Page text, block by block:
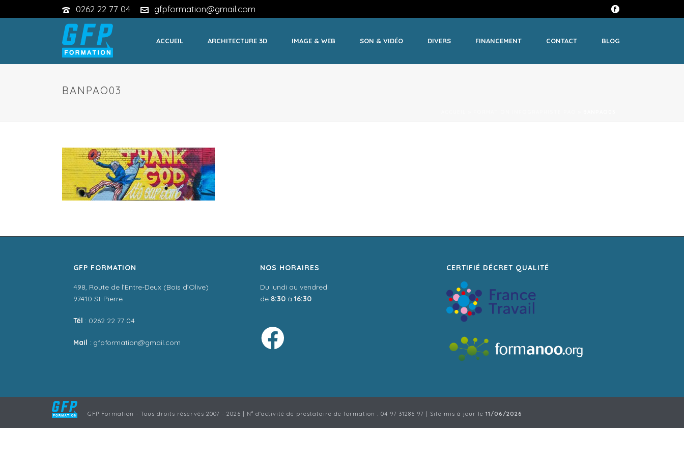
0262 22 77 04 gfpformation@gmail.com
ACCUEIL ARCHITECTURE 3D IMAGE & WEB SON & VIDÉO DIVERS FINANCEMENT CONTACT BLOG
BANPAO03
GFP FORMATION
498, Route de l’Entre-Deux (Bois d’Olive)
97410 St-Pierre
Tél : 0262 22 77 04
Mail : gfpformation@gmail.com
NOS HORAIRES
Du lundi au vendredi
de 8:30à 16:30
CERTIFIÉ DÉCRET QUALITÉ
GFP Formation - Tous droits réservés 2007 - 2026 | N° d'activité de prestataire de formation : 04 97 31286 97 | Site mis à jour le 11/06/2026